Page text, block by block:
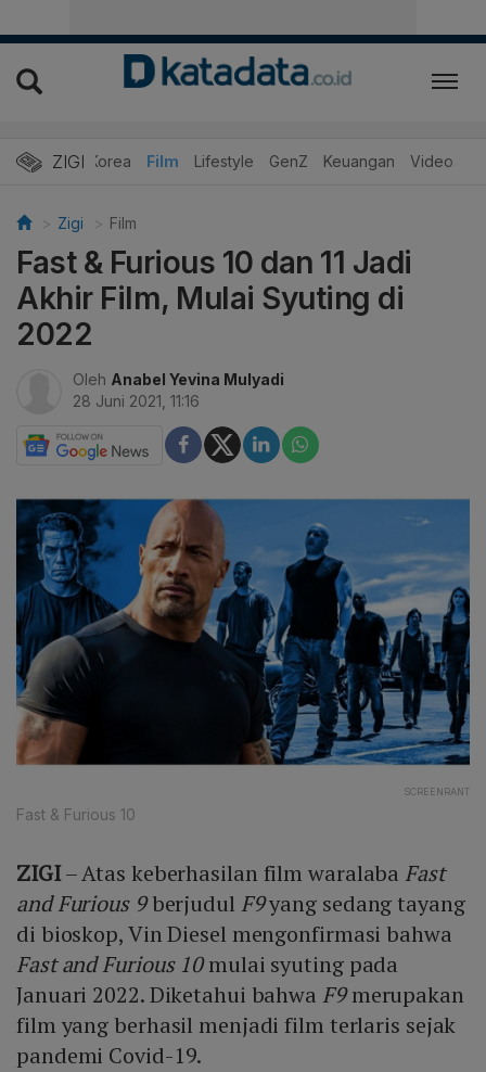
ZIGI
Hits Korea Film Lifestyle GenZ Keuangan Video
Zigi Film
Fast & Furious 10 dan 11 Jadi
Akhir Film, Mulai Syuting di
2022
Oleh Anabel Yevina Mulyadi
28 Juni 2021, 11:16
SCREENRANT
Fast & Furious 10
ZIGI– Atas keberhasilan film waralaba Fast
and Furious 9berjudul F9yang sedang tayang
di bioskop, Vin Diesel mengonfirmasi bahwa
Fast and Furious 10mulai syuting pada
Januari 2022. Diketahui bahwa F9merupakan
film yang berhasil menjadi film terlaris sejak
pandemi Covid-19.